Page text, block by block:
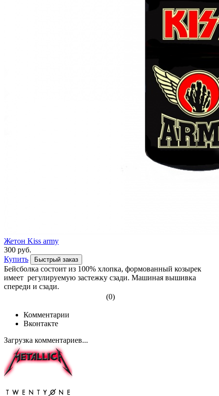
Жетон Kiss army
300 руб.
Купить
Быстрый заказ
Бейсболка состоит из 100% хлопка, формованный козырек
имеет регулируемую застежку сзади. Машиная вышивка
спереди и сзади.
(0)
Комментарии
Вконтакте
Загрузка комментариев...